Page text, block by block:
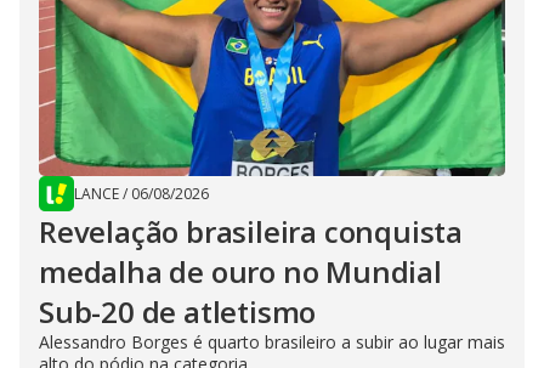
LANCE/ 06/08/2026
Revelação brasileira conquista
medalha de ouro no Mundial
Sub-20 de atletismo
Alessandro Borges é quarto brasileiro a subir ao lugar mais